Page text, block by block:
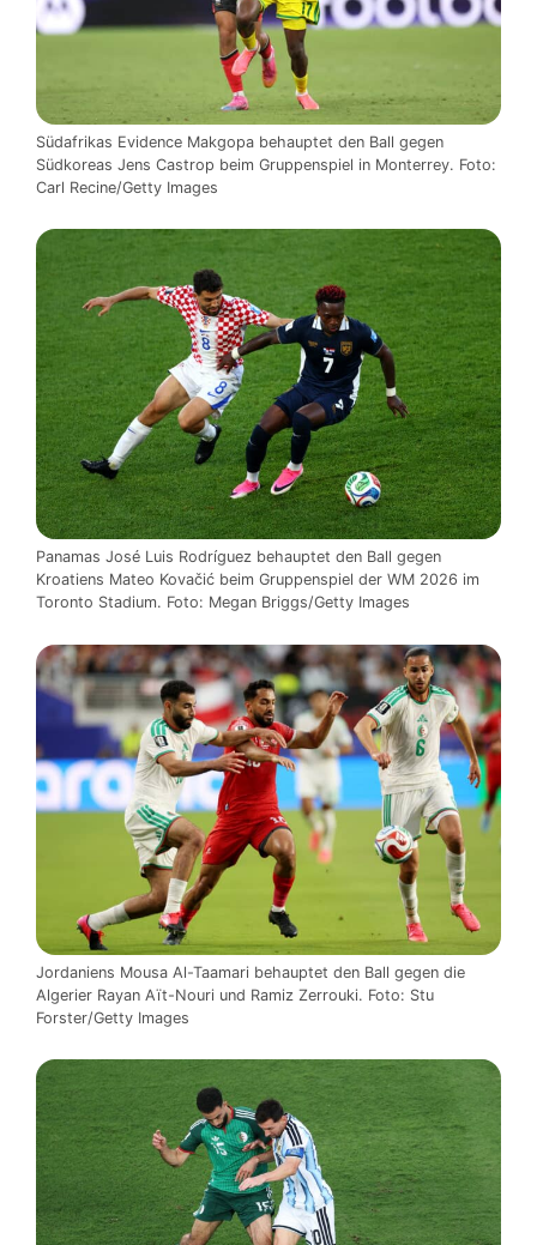
Südafrikas Evidence Makgopa behauptet den Ball gegen
Südkoreas Jens Castrop beim Gruppenspiel in Monterrey. Foto:
Carl Recine/Getty Images
Panamas José Luis Rodríguez behauptet den Ball gegen
Kroatiens Mateo Kovačić beim Gruppenspiel der WM 2026 im
Toronto Stadium. Foto: Megan Briggs/Getty Images
Jordaniens Mousa Al-Taamari behauptet den Ball gegen die
Algerier Rayan Aït-Nouri und Ramiz Zerrouki. Foto: Stu
Forster/Getty Images